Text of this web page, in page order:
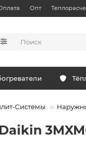
Опт
Системы